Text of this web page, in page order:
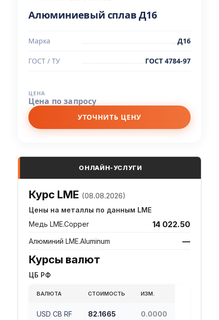
Алюминиевый сплав Д16
Марка Д16
ГОСТ / ТУ ГОСТ 4784-97
ЦЕНА
Цена по запросу
УТОЧНИТЬ ЦЕНУ
ОНЛАЙН-УСЛУГИ
Курс LME (08.08.2026)
Цены на металлы по данным LME
Медь LME.Copper
14 022.50
Алюминий LME.Aluminum —
Курсы валют
ЦБ РФ
ВАЛЮТА СТОИМОСТЬ ИЗМ.
USD CB RF 82.1665 0.0000